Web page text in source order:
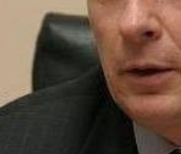
Президія НАН України
Апарат Президії
Секція фізико-
наук
Секція хімічних і
Секція суспільних і
Установи при Президії